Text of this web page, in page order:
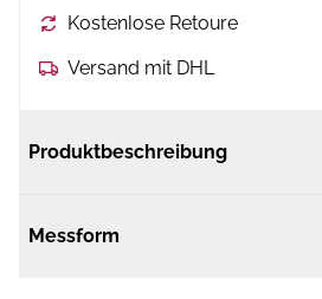
Kostenlose Retoure
Versand mit DHL
Produktbeschreibung
Messform